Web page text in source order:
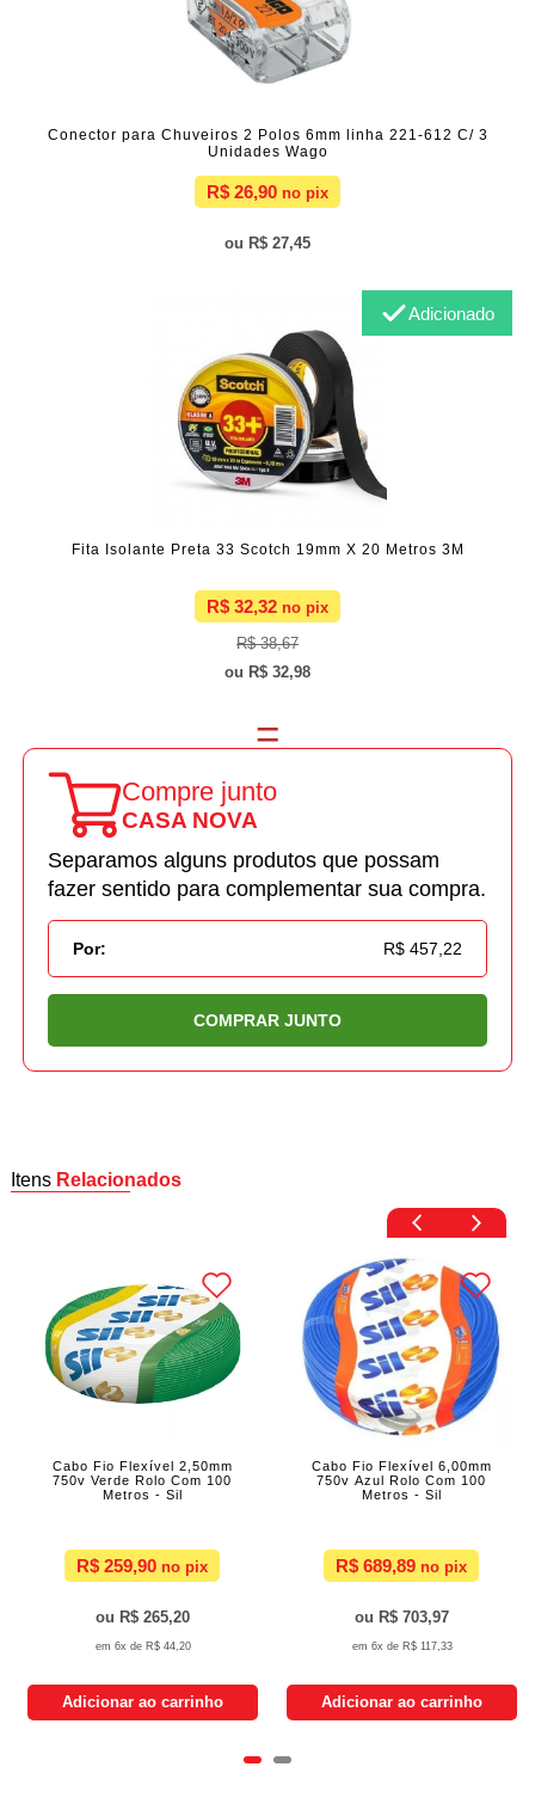
Conector para Chuveiros 2 Polos 6mm linha 221-612 C/ 3
Unidades Wago
R$ 26,90
R$ 27,45
Fita Isolante Preta 33 Scotch 19mm X 20 Metros 3M
R$ 32,32
R$ 38,67
R$ 32,98
Adicionado
Compre junto
CASA NOVA
Separamos alguns produtos que possam
fazer sentido para complementar sua compra.
Por: R$ 457,22
COMPRAR JUNTO
Itens Relacionados
Cabo Fio Flexível 2,50mm
750v Verde Rolo Com 100
Metros - Sil
R$ 259,90
R$ 265,20
6x de R$ 44,20
Adicionar ao carrinho
Cabo Fio Flexível 6,00mm
750v Azul Rolo Com 100
Metros - Sil
R$ 689,89
R$ 703,97
6x de R$ 117,33
Adicionar ao carrinho